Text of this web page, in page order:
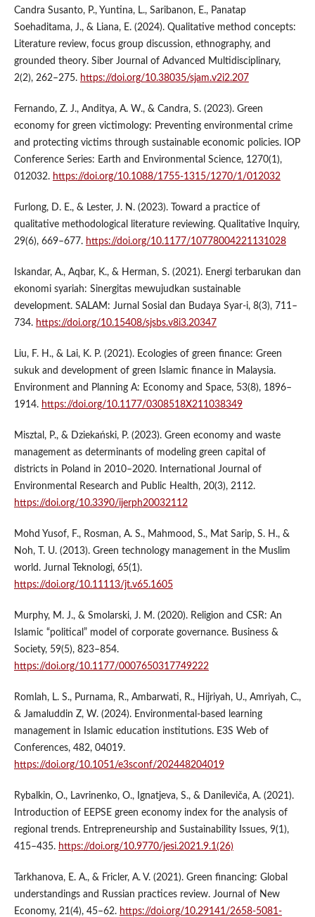
Candra Susanto, P., Yuntina, L., Saribanon, E., Panatap
Soehaditama, J., & Liana, E. (2024). Qualitative method concepts:
Literature review, focus group discussion, ethnography, and
grounded theory. Siber Journal of Advanced Multidisciplinary,
2(2), 262–275. https://doi.org/10.38035/sjam.v2i2.207
Fernando, Z. J., Anditya, A. W., & Candra, S. (2023). Green
economy for green victimology: Preventing environmental crime
and protecting victims through sustainable economic policies. IOP
Conference Series: Earth and Environmental Science, 1270(1),
012032. https://doi.org/10.1088/1755-1315/1270/1/012032
Furlong, D. E., & Lester, J. N. (2023). Toward a practice of
qualitative methodological literature reviewing. Qualitative Inquiry,
29(6), 669–677. https://doi.org/10.1177/10778004221131028
Iskandar, A., Aqbar, K., & Herman, S. (2021). Energi terbarukan dan
ekonomi syariah: Sinergitas mewujudkan sustainable
development. SALAM: Jurnal Sosial dan Budaya Syar-i, 8(3), 711–
734. https://doi.org/10.15408/sjsbs.v8i3.20347
Liu, F. H., & Lai, K. P. (2021). Ecologies of green finance: Green
sukuk and development of green Islamic finance in Malaysia.
Environment and Planning A: Economy and Space, 53(8), 1896–
1914. https://doi.org/10.1177/0308518X211038349
Misztal, P., & Dziekański, P. (2023). Green economy and waste
management as determinants of modeling green capital of
districts in Poland in 2010–2020. International Journal of
Environmental Research and Public Health, 20(3), 2112.
https://doi.org/10.3390/ijerph20032112
Mohd Yusof, F., Rosman, A. S., Mahmood, S., Mat Sarip, S. H., &
Noh, T. U. (2013). Green technology management in the Muslim
world. Jurnal Teknologi, 65(1).
https://doi.org/10.11113/jt.v65.1605
Murphy, M. J., & Smolarski, J. M. (2020). Religion and CSR: An
Islamic “political” model of corporate governance. Business &
Society, 59(5), 823–854.
https://doi.org/10.1177/0007650317749222
Romlah, L. S., Purnama, R., Ambarwati, R., Hijriyah, U., Amriyah, C.,
& Jamaluddin Z, W. (2024). Environmental-based learning
management in Islamic education institutions. E3S Web of
Conferences, 482, 04019.
https://doi.org/10.1051/e3sconf/202448204019
Rybalkin, O., Lavrinenko, O., Ignatjeva, S., & Danileviča, A. (2021).
Introduction of EEPSE green economy index for the analysis of
regional trends. Entrepreneurship and Sustainability Issues, 9(1),
415–435. https://doi.org/10.9770/jesi.2021.9.1(26)
Tarkhanova, E. A., & Fricler, A. V. (2021). Green financing: Global
understandings and Russian practices review. Journal of New
Economy, 21(4), 45–62. https://doi.org/10.29141/2658-5081-